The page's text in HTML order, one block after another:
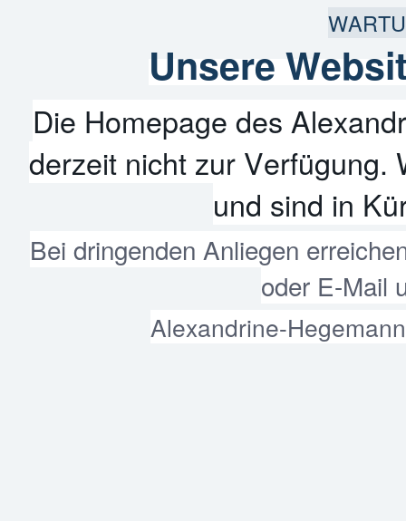
Unsere
Die Homepage des
derzeit nicht zur Verfügung.
und sind in
Bei dringenden Anliegen
oder E-Mail
Alexandrine-